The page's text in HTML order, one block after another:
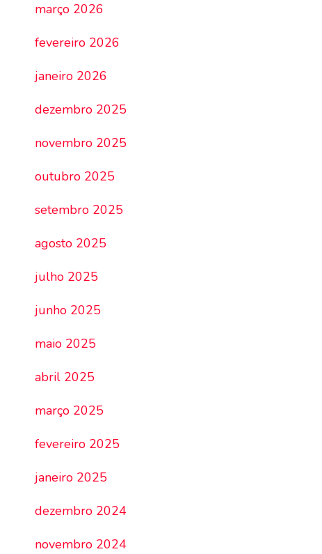
março 2026
fevereiro 2026
janeiro 2026
dezembro 2025
novembro 2025
outubro 2025
setembro 2025
agosto 2025
julho 2025
junho 2025
maio 2025
abril 2025
março 2025
fevereiro 2025
janeiro 2025
dezembro 2024
novembro 2024